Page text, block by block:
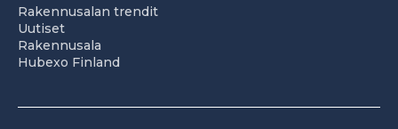
Rakennusalan trendit
Uutiset
Rakennusala
Hubexo Finland